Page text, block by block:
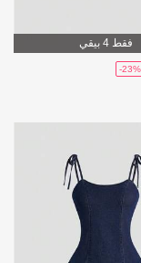
فقط 4 بيقي
-23%